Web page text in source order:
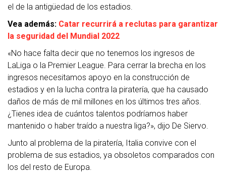
el de la antigüedad de los estadios.
Vea además: Catar recurrirá a reclutas para garantizar
la seguridad del Mundial 2022
«No hace falta decir que no tenemos los ingresos de
LaLiga o la Premier League. Para cerrar la brecha en los
ingresos necesitamos apoyo en la construcción de
estadios y en la lucha contra la piratería, que ha causado
daños de más de mil millones en los últimos tres años.
¿Tienes idea de cuántos talentos podríamos haber
mantenido o haber traído a nuestra liga?», dijo De Siervo.
Junto al problema de la piratería, Italia convive con el
problema de sus estadios, ya obsoletos comparados con
los del resto de Europa.